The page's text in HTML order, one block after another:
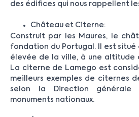
des édifices qui nous rappellent
Château et Citerne:
Construit par les Maures, le
fondation du Portugal. Il est situé
élevée de la ville, à une altitude
La citerne de Lamego est
meilleurs exemples de citernes
selon la Direction
monuments nationaux.